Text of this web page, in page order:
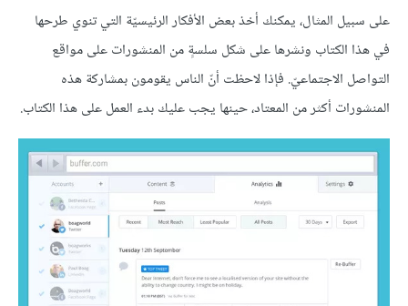
على سبيل المثال، يمكنك أخذ بعض الأفكار الرئيسيّة التي تنوي طرحها
في هذا الكتاب ونشرها على شكل سلسةٍ من المنشورات على مواقع
التواصل الاجتماعيّ. فإذا لاحظت أنّ الناس يقومون بمشاركة هذه
المنشورات أكثر من المعتاد، حينها يجب عليك بدء العمل على هذا الكتاب.